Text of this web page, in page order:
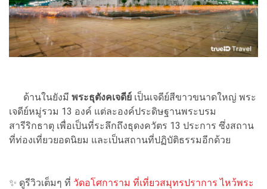
ด้านในยังมี พระธุตังคเจดีย์ เป็นเจดีย์สีขาวขนาดใหญ่ พระ
เจดีย์หมู่รวม 13 องค์ แต่ละองค์ประดิษฐานพระบรม
สารีริกธาตุ เพื่อเป็นที่ระลึกถึงธุดงควัตร 13 ประการ ซึ่งสถาน
ที่ท่องเที่ยวยอดนิยม และเป็นสถานที่ปฏิบัติธรรมอีกด้วย
✨ ดูรีวิวเต็มๆ ที่ วัดอโศการาม ที่เที่ยวสมุทรปราการ ไหว้พระ